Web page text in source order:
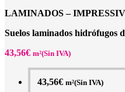
LAMINADOS –
Suelos laminados hidrófugos
43,56€ m²(Sin IVA)
43,56€ m²(Sin IVA)